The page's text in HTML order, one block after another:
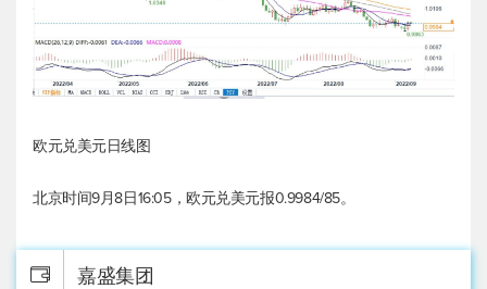
欧元兑美元日线图
北京时间9月8日16:05，欧元兑美元报0.9984/85。
嘉盛集团